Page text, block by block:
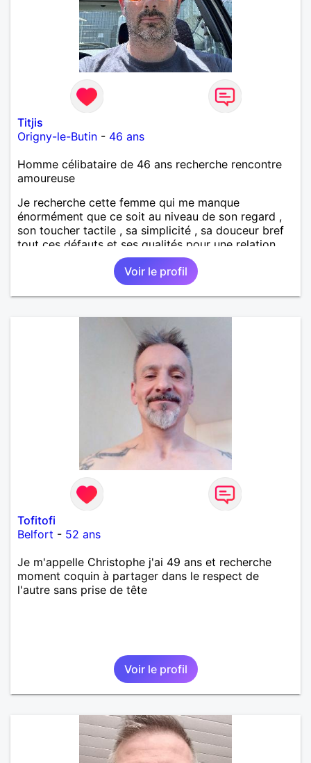
Titjis
Origny-le-Butin - 46 ans
Homme célibataire de 46 ans recherche rencontre
amoureuse
Je recherche cette femme qui me manque
énormément que ce soit au niveau de son regard ,
son toucher tactile , sa simplicité , sa douceur bref
tout ces défauts et ses qualités pour une relation
Voir le profil
Tofitofi
Belfort - 52 ans
Je m'appelle Christophe j'ai 49 ans et recherche
moment coquin à partager dans le respect de
l'autre sans prise de tête
Voir le profil